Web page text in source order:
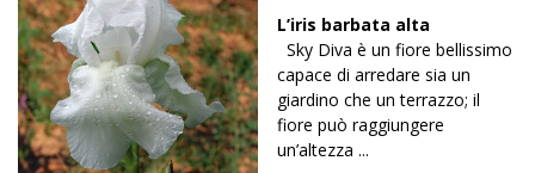
L’iris barbata alta
Sky Diva è un fiore bellissimo
capace di arredare sia un
giardino che un terrazzo; il
fiore può raggiungere
un’altezza ...